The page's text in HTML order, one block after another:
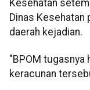
Kesehatan
Dinas Kesehatan
daerah kejadian.
"BPOM tugasnya
keracunan